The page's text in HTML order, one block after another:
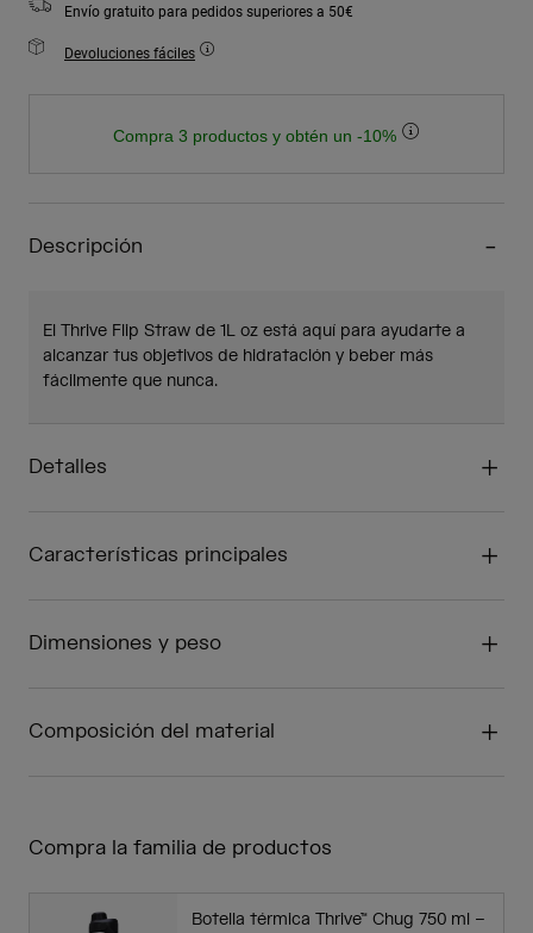
Envío gratuito para pedidos superiores a 50€
Devoluciones fáciles
Compra 3 productos y obtén un -10%
Descripción
El Thrive Flip Straw de 1L oz está aquí para ayudarte a
alcanzar tus objetivos de hidratación y beber más
fácilmente que nunca.
Detalles
Características principales
Dimensiones y peso
Composición del material
Compra la familia de productos
Botella térmica Thrive™ Chug 750 ml –